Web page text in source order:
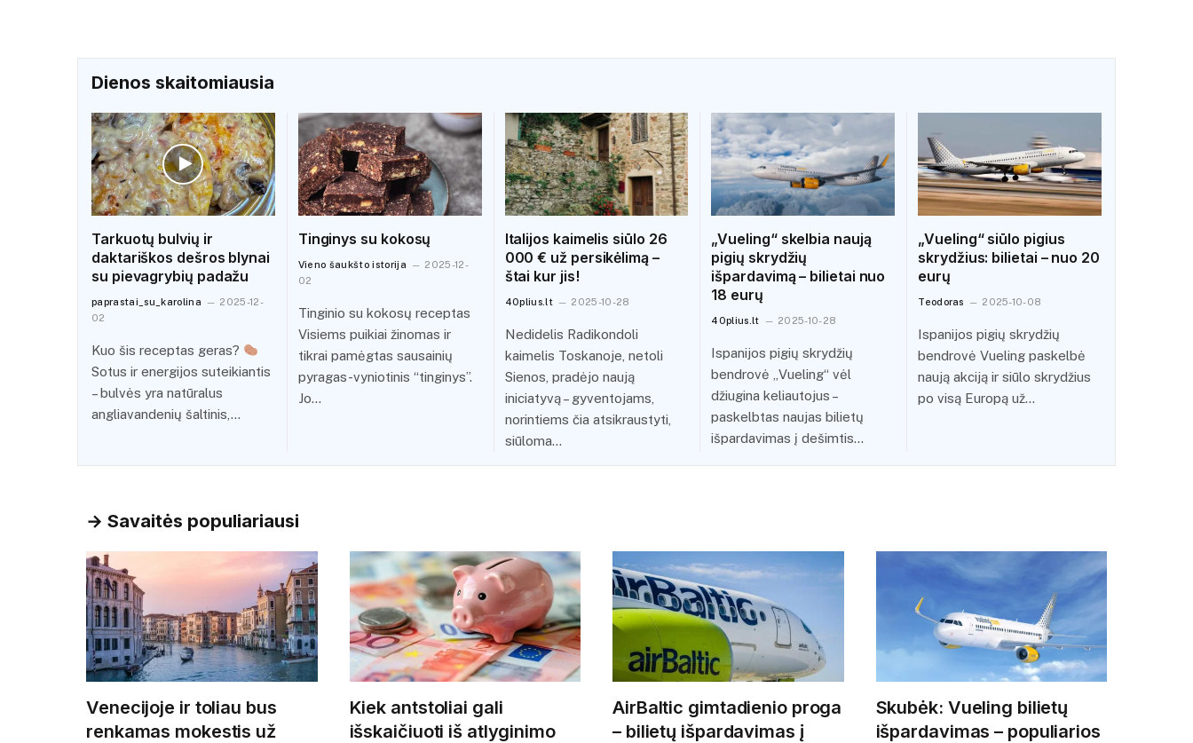
Dienos skaitomiausia
Tarkuotų bulvių ir
daktariškos dešros blynai
su pievagrybių padažu
paprastai_su_karolina
2025-12-
02
Kuo šis receptas geras?
Sotus ir energijos suteikiantis
– bulvės yra natūralus
angliavandenių šaltinis,…
Tinginys su kokosų
Vieno šaukšto istorija
2025-12-
02
Tinginio su kokosų receptas
Visiems puikiai žinomas ir
tikrai pamėgtas sausainių
pyragas-vyniotinis “tinginys”.
Jo…
Italijos kaimelis siūlo 26
000 € už persikėlimą –
štai kur jis!
40plius.lt 2025-10-28
Nedidelis Radikondoli
kaimelis Toskanoje, netoli
Sienos, pradėjo naują
iniciatyvą – gyventojams,
norintiems čia atsikraustyti,
siūloma…
„Vueling“ skelbia naują
pigių skrydžių
išpardavimą – bilietai nuo
18 eurų
40plius.lt 2025-10-28
Ispanijos pigių skrydžių
bendrovė „Vueling“ vėl
džiugina keliautojus –
paskelbtas naujas bilietų
išpardavimas į dešimtis…
„Vueling“ siūlo pigius
skrydžius: bilietai – nuo 20
eurų
Teodoras 2025-10-08
Ispanijos pigių skrydžių
bendrovė Vueling paskelbė
naują akciją ir siūlo skrydžius
po visą Europą už…
→ Savaitės populiariausi
Venecijoje ir toliau bus
renkamas mokestis už
Kiek antstoliai gali
išskaičiuoti iš atlyginimo
AirBaltic gimtadienio proga
– bilietų išpardavimas į
Skubėk: Vueling bilietų
išpardavimas – populiarios